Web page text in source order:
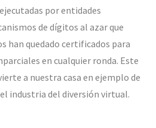
por entidades
de dígitos al azar que
han quedado certificados para
en cualquier ronda. Este
a nuestra casa en ejemplo de
industria del diversión virtual.